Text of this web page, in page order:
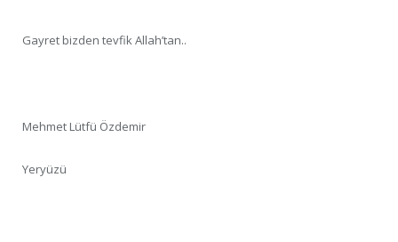
Gayret bizden tevfik Allah’tan..
Mehmet Lütfü Özdemir
Yeryüzü